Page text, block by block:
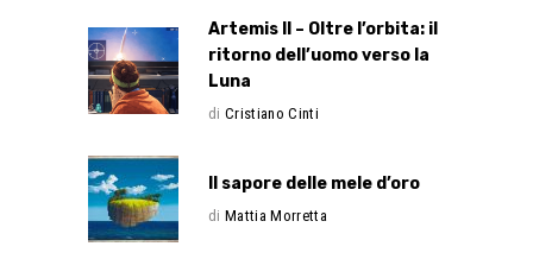
Artemis II – Oltre l’orbita: il
ritorno dell’uomo verso la
Luna
di Cristiano Cinti
Il sapore delle mele d’oro
di Mattia Morretta